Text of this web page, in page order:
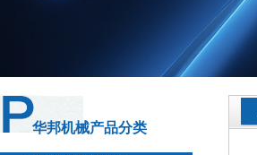
华邦机械产品分类